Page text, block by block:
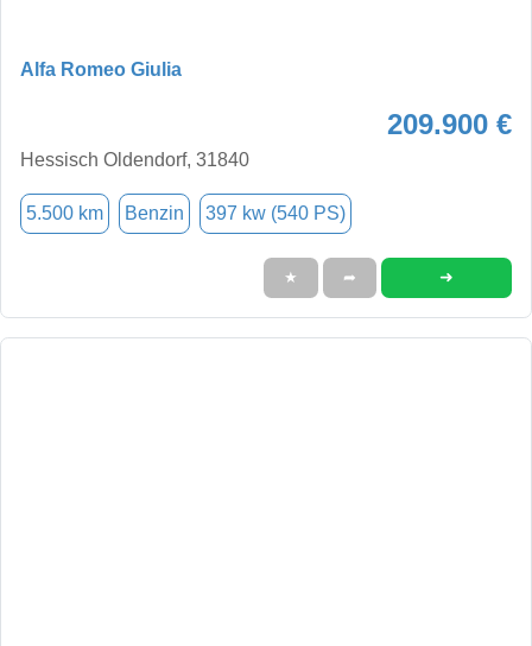
Alfa Romeo Giulia
209.900 €
Hessisch Oldendorf, 31840
5.500 km Benzin 397 kw (540 PS)
★ ➦ ➜